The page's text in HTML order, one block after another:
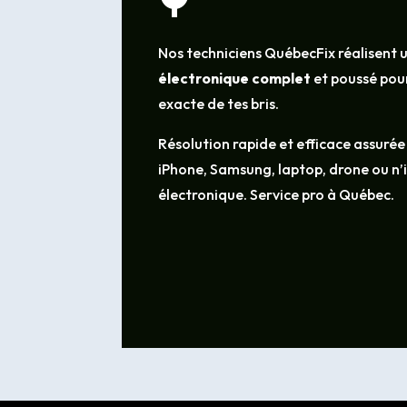
Nos techniciens QuébecFix réalisent
électronique complet et poussé
exacte de tes bris.
Résolution rapide et efficace assurée
iPhone, Samsung, laptop, drone ou
électronique. Service pro à Québec.